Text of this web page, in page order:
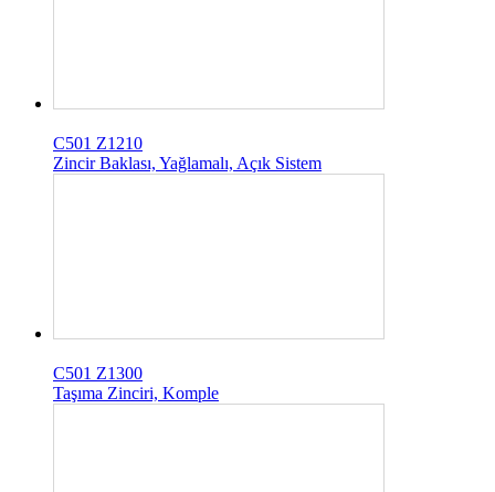
C501 Z1210
Zincir Baklası, Yağlamalı, Açık Sistem
C501 Z1300
Taşıma Zinciri, Komple